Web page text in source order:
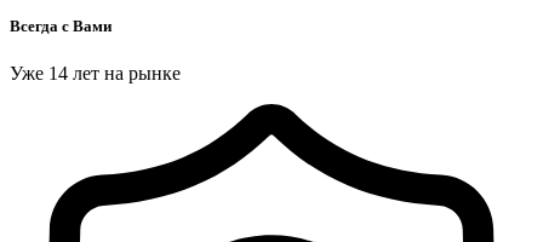
Всегда с Вами
Уже 14 лет на рынке